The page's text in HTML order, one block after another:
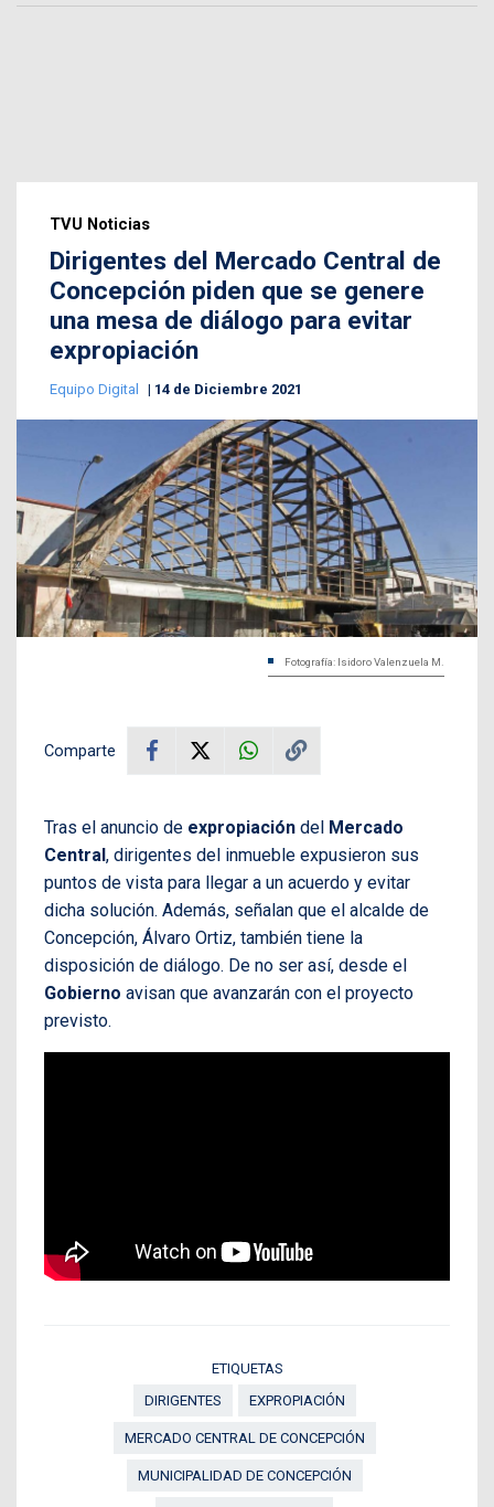
TVU Noticias
Dirigentes del Mercado Central de
Concepción piden que se genere
una mesa de diálogo para evitar
expropiación
Equipo Digital 14 de Diciembre 2021
Fotografía: Isidoro Valenzuela M.
Comparte
Tras el anuncio de expropiación del Mercado
Central, dirigentes del inmueble expusieron sus
puntos de vista para llegar a un acuerdo y evitar
dicha solución. Además, señalan que el alcalde de
Concepción, Álvaro Ortiz, también tiene la
disposición de diálogo. De no ser así, desde el
Gobierno avisan que avanzarán con el proyecto
previsto.
ETIQUETAS
DIRIGENTES
EXPROPIACIÓN
MERCADO CENTRAL DE CONCEPCIÓN
MUNICIPALIDAD DE CONCEPCIÓN